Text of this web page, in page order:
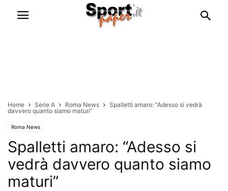
Home Serie A Roma News
Spalletti amaro: “Adesso si vedrà
davvero quanto siamo maturi”
Roma News
Spalletti amaro: “Adesso si
vedrà davvero quanto siamo
maturi”